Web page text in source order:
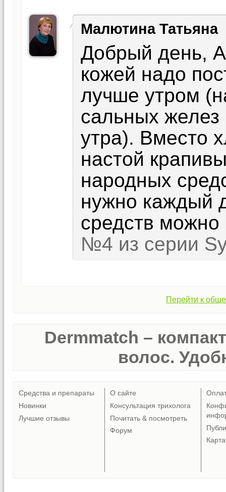
Малютина Татьяна
Добрый день,
кожей надо
лучше утром
сальных желез
утра). Вместо
настой
народных
нужно каждый
средств
№4 из серии
Перейти к
Dermmatch –
волос.
Средства и препараты
Новинки
Лучшие отзывы
О сайте
Консультация трихолога
Почитать & посмотреть
Форум